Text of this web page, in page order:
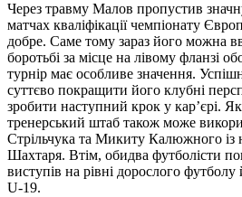
Через травму Малов пропустив
матчах кваліфікації чемпіонату
добре. Саме тому зараз його можна
боротьбі за місце на лівому фланзі
турнір має особливе значення.
суттєво покращити його клубні
зробити наступний крок у кар’єрі. Як
тренерський штаб також може
Стрільчука та Микиту Калюжного із
Шахтаря. Втім, обидва футболісти
виступів на рівні дорослого
U-19.